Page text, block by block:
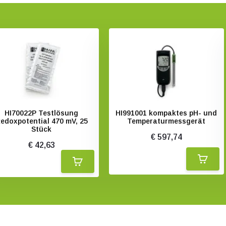
HI70022P Testlösung
470 mV, 25
Stück
€ 42,63
HI991001 kompaktes pH- und
Temperaturmessgerät
€ 597,74